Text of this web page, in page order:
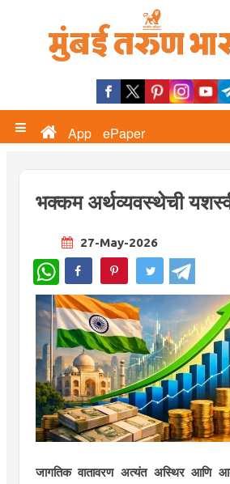
App ePaper
भक्कम अर्थव्यवस्थेची
27-May-2026
WhatsApp
जागतिक वातावरण अत्यंत अस्थिर आणि